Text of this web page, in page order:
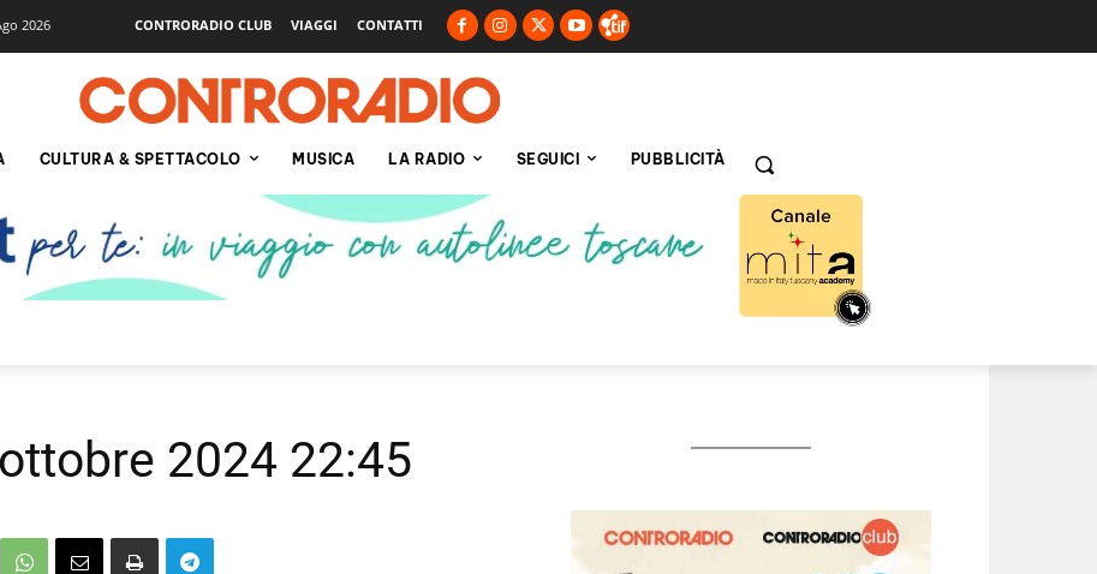
2026 CONTRORADIO CLUB VIAGGI CONTATTI
CULTURA & SPETTACOLO MUSICA LA RADIO SEGUICI PUBBLICITÀ
2024 22:45